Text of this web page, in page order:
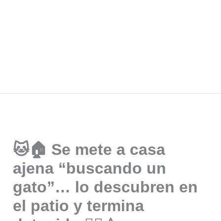
🐱🏠 Se mete a casa
ajena “buscando un
gato”… lo descubren en
el patio y termina